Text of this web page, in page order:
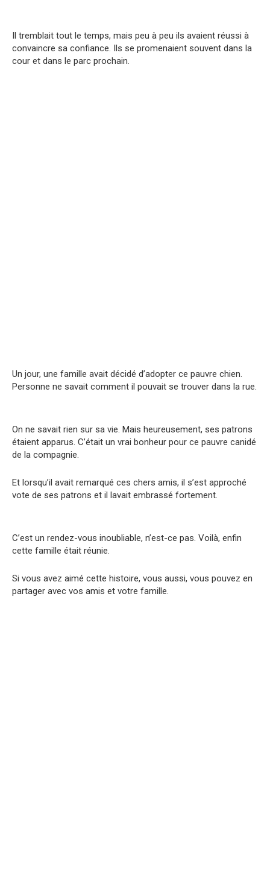
Il tremblait tout le temps, mais peu à peu ils avaient réussi à
convaincre sa confiance. Ils se promenaient souvent dans la
cour et dans le parc prochain.
Un jour, une famille avait décidé d’adopter ce pauvre chien.
Personne ne savait comment il pouvait se trouver dans la rue.
On ne savait rien sur sa vie. Mais heureusement, ses patrons
étaient apparus. C’était un vrai bonheur pour ce pauvre canidé
de la compagnie.
Et lorsqu’il avait remarqué ces chers amis, il s’est approché
vote de ses patrons et il lavait embrassé fortement.
C’est un rendez-vous inoubliable, n’est-ce pas. Voilà, enfin
cette famille était réunie.
Si vous avez aimé cette histoire, vous aussi, vous pouvez en
partager avec vos amis et votre famille.